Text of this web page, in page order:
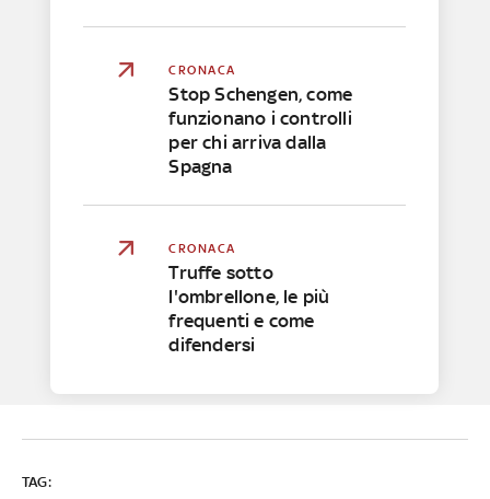
CRONACA
Stop Schengen, come
funzionano i controlli
per chi arriva dalla
Spagna
CRONACA
Truffe sotto
l'ombrellone, le più
frequenti e come
difendersi
TAG: